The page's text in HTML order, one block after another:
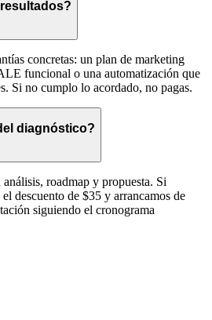
concretas: un plan de marketing
funcional o una automatización que
Si no cumplo lo acordado, no pagas.
diagnóstico?
roadmap y propuesta. Si
descuento de $35 y arrancamos de
siguiendo el cronograma